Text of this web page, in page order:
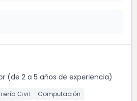
(de 2 a 5 años de experiencia)
Civil
Computación